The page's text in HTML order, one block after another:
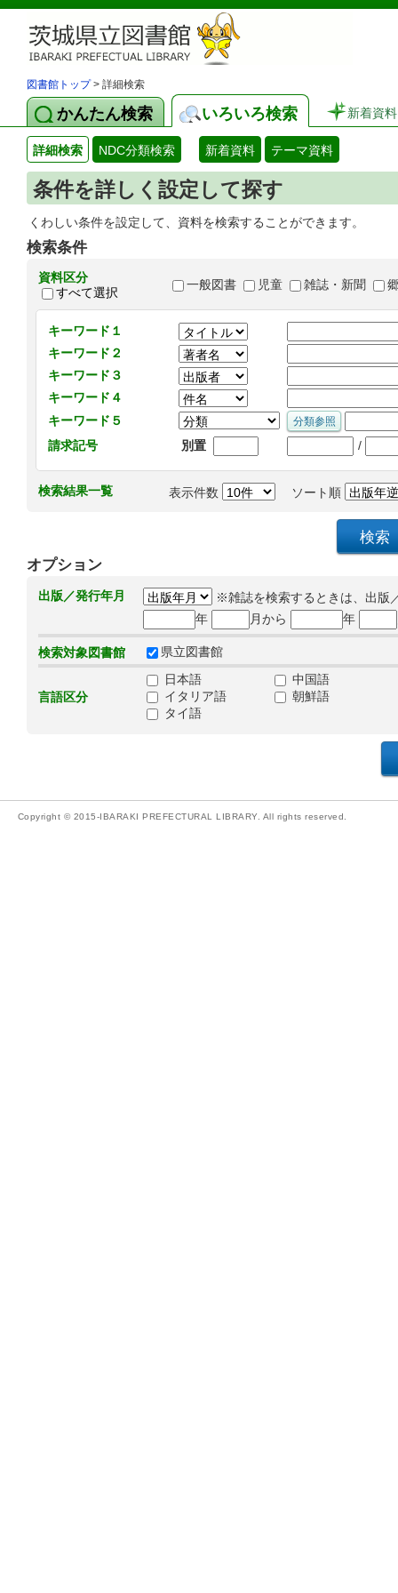
図書館トップ> 詳細検索
かんたん検索 いろいろ検索 新着資料
詳細検索 NDC分類検索 新着資料 テーマ資料
条件を詳しく設定して探す
くわしい条件を設定して、資料を検索することができます。
検索条件
資料区分
すべて選択
一般図書 児童 雑誌・新聞
キーワード１
キーワード２
キーワード３
キーワード４
キーワード５
請求記号
別置 /
検索結果一覧 表示件数 ソート順
オプション
出版／発行年月
※雑誌を検索するときは、出版
年
月から 年
検索対象図書館 県立図書館
言語区分
日本語
中国語
イタリア語
朝鮮語
タイ語
Copyright © 2015-IBARAKI PREFECTURAL LIBRARY. All rights reserved.